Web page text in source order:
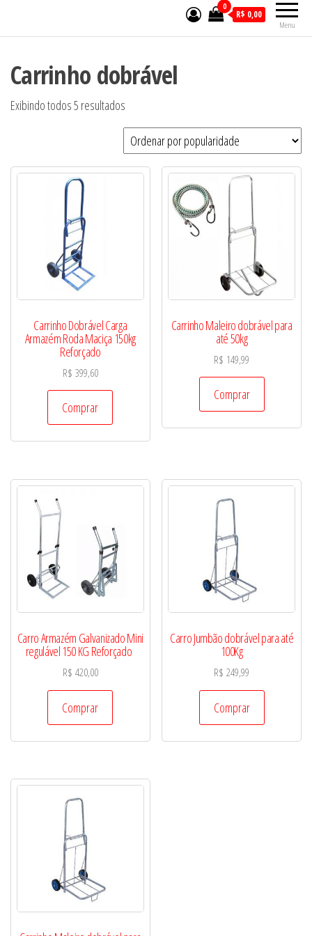
Menu
0
R$ 0,00
Carrinho dobrável
Exibindo todos 5 resultados
Carrinho Dobrável Carga
Armazém Roda Maciça 150kg
Reforçado
R$ 399,60
Comprar
Carrinho Maleiro dobrável para
até 50kg
R$ 149,99
Comprar
Carro Armazém Galvanizado Mini
regulável 150 KG Reforçado
R$ 420,00
Comprar
Carro Jumbão dobrável para até
100Kg
R$ 249,99
Comprar